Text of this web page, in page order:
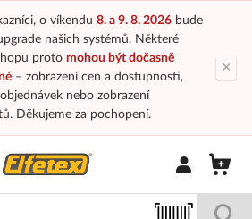
o víkendu 8. a 9. 8. 2026bude
našich systémů. Některé
proto mohou být dočasně
– zobrazení cen a dostupnosti,
nebo zobrazení
Děkujeme za pochopení.
×
Přihlásit/